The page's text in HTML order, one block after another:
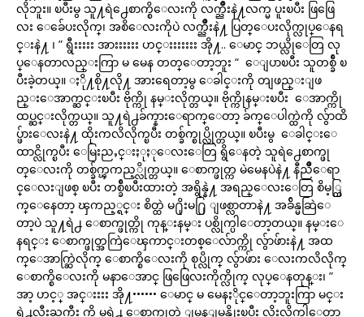
လိုဘူး။ ၿပီးမွ သူ႔ရဲ႕ေစာက္စိေလးကို လက္ညိဳးနဲ႔လက္မ ပူးၿပီး ဖြဖြေ
လး ေခ်ေပးလိုက္၊ အစိေလးကိုပဲ လက္ညိဳးနဲ႔ ပြတ္ေပးလိုက္လုပ္ေနရ
င္းနဲ႔ ၊ ” ရွီးးးးး အားးးးးး ဟင္းးးးးးး အို႔.. ေမာင္ ဘယ္လိုေတြ လု
ပ္ေနတာလည္းကြာ မ မေန တတ္ေတာ့ဘူး “ ေျပာၿပီး သူတစ္ခ်ီ ၿ
ပီးခဲ့တယ္။ ႏို႔စို႔လို႔ အားရေတာ့မွ ေခါင္းကို တျဖည္းျဖ
ည္းေအာက္ဆင္းၿပီး ဗိုက္ကို နမ္းလိုက္တယ္။ ဗိုက္ကိုနမ္းၿပီး ေအာက္ကို
ထပ္ဆင္းလိုက္တယ္။ သူ႔ရဲ႕ခ်က္နားေရာက္ေတာ့ ခ်က္ေပါက္ထဲကို လွ်ာထိ
ပ္ဖ်ားေလးနဲ႔ ထိုးကလိလိုက္ၿပီး တစ္ခ်က္စုပ္လိုက္တယ္။ ၿပီးမွ ေခါင္းေ
ထာင္လိုက္ၿပီး ေမြးညႇင္းႏုႏုေလးေတြ ရွိေနတဲ့ သူရဲ႕ေစာက္ဖု
တ္ေလးကို တစ္ခ်က္ၾကည့္လိုက္တယ္။ ေစာက္ဖုတ္က မဲမေနပဲနဲ႔ နီညိဳေရာ
င္ေလးျဖစ္ ၿပီး တစ္ခ်ီၿပီးထားတဲ့ အရွိန္နဲ႔ အရည္ေလးေတြ စိမ့္ထြ
က္ေနေတာ့ ၾကည့္ရင္း စိတ္ထဲ မ႐ိုးမ႐ြ ျဖစ္လာတာနဲ႔ အခ်ိန္မဆြဲေ
တာ့ပဲ သူ႔ရဲ႕ ေစာက္ဖုတ္ကို ကုန္းနမ္း ပစ္လိုက္ပါေတာ့တယ္။ နမ္းေ
နရင္း ေစာက္ဖုတ္အကြဲေၾကာင္းတစ္ေလ်ာက္ကို လွ်ာဖ်ားနဲ႔ အထ
က္ေအာက္ဆြဲလိုက္ ေစာက္စိေလးကို စုပ္လိုက္ လွ်ာဖ်ား ေလးကလိလိုက္
ေစာက္စိေလးကို မနာေအာင္ ဖြဖြေလးကိုက္လိုက္ လုပ္ေနတုန္း၊ ”
အာ့ ဟင့္ အင္းးးး အို႔•••••• ေမာင္ မ မေနႏိုင္ေတာ့ဘူးကြာ မင္း
ရဲ႕လီးႀကီး ကို မရဲ႕ ေစာက္ဖုတ္ထဲ ျမန္ျမန္ထိုးၿပီး လိုးလိုက္ပါေတာ့